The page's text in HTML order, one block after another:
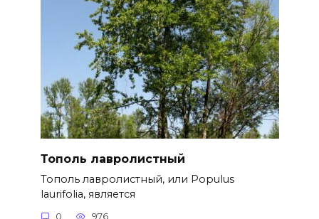
Тополь лавролистный
Тополь лавролистный, или Populus
laurifolia, является
0 976